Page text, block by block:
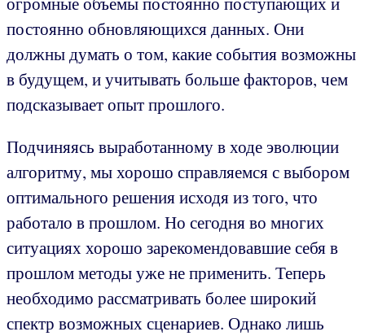
постоянно обновляющихся данных. Они
должны думать о том, какие события возможны
в будущем, и учитывать больше факторов, чем
подсказывает опыт прошлого.
Подчиняясь выработанному в ходе эволюции
алгоритму, мы хорошо справляемся с выбором
оптимального решения исходя из того, что
работало в прошлом. Но сегодня во многих
ситуациях хорошо зарекомендовавшие себя в
прошлом методы уже не применить. Теперь
необходимо рассматривать более широкий
спектр возможных сценариев. Однако лишь